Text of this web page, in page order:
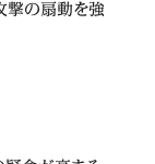
撃の扇動を強